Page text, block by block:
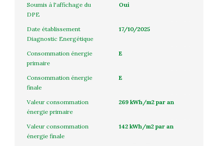
Soumis à l'affichage du
DPE
Oui
Date établissement
Diagnostic Energétique
17/10/2025
Consommation énergie
primaire
E
Consommation énergie
finale
E
Valeur consommation
énergie primaire
269 kWh/m2 par an
Valeur consommation
énergie finale
142 kWh/m2 par an